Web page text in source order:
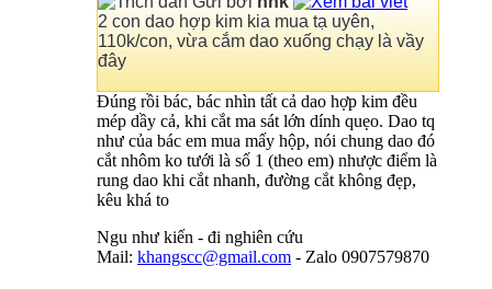
2 con dao hợp kim kia mua tạ uyên,
110k/con, vừa cắm dao xuống chạy là vầy
đây
Đúng rồi bác, bác nhìn tất cả dao hợp kim đều
mép dầy cả, khi cắt ma sát lớn dính quẹo. Dao tq
như của bác em mua mấy hộp, nói chung dao đó
cắt nhôm ko tưới là số 1 (theo em) nhược điểm là
rung dao khi cắt nhanh, đường cắt không đẹp,
kêu khá to
Ngu như kiến - đi nghiên cứu
Mail: khangscc@gmail.com - Zalo 0907579870